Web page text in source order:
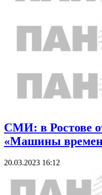
СМИ: в Ростове
«Машины
20.03.2023 16:12